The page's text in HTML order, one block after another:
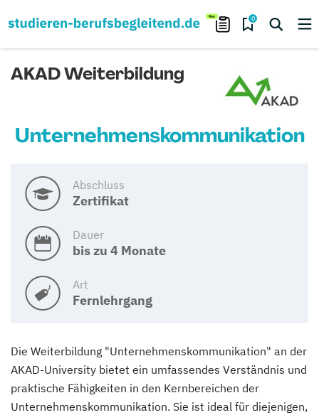
0
AKAD Weiterbildung
Unternehmenskommunikation
Abschluss
Zertifikat
Dauer
bis zu 4 Monate
Art
Fernlehrgang
Die Weiterbildung "Unternehmenskommunikation" an der
AKAD-University bietet ein umfassendes Verständnis und
praktische Fähigkeiten in den Kernbereichen der
Unternehmenskommunikation. Sie ist ideal für diejenigen,